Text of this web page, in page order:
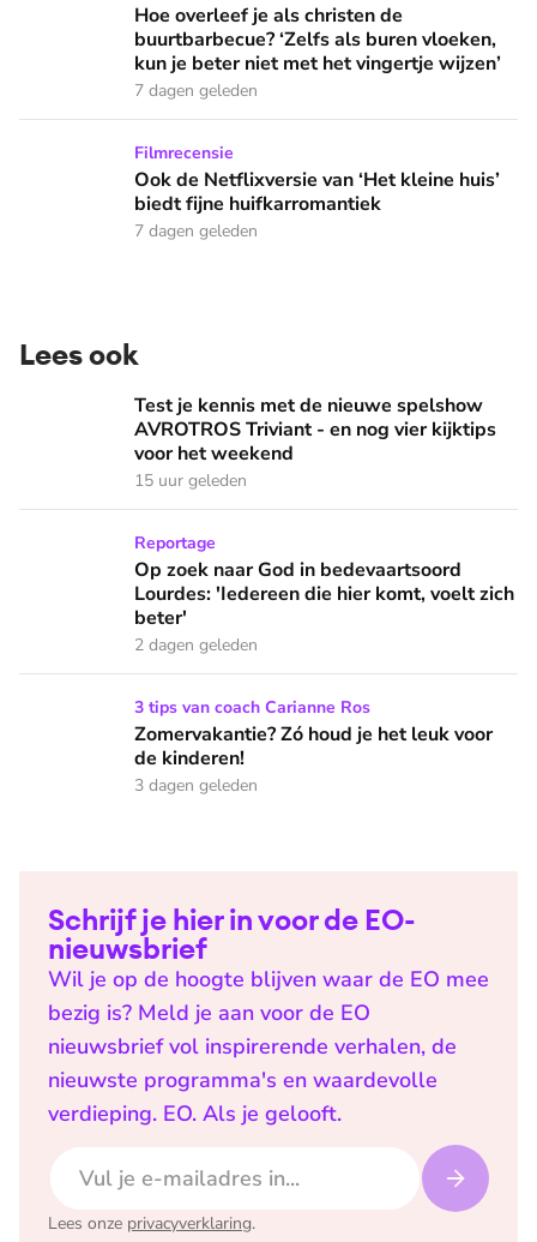
Hoe overleef je als christen de buurtbarbecue? ‘Zelfs als
Hoe overleef je als christen de
buurtbarbecue? ‘Zelfs als buren vloeken,
kun je beter niet met het vingertje wijzen’
7 dagen geleden
Ook de Netflixversie van ‘Het kleine huis’ biedt fijne
Filmrecensie
Ook de Netflixversie van ‘Het kleine huis’
biedt fijne huifkarromantiek
7 dagen geleden
Lees ook
Test je kennis met de nieuwe spelshow AVROTROS
Test je kennis met de nieuwe spelshow
AVROTROS Triviant - en nog vier kijktips
voor het weekend
15 uur geleden
Op zoek naar God in bedevaartsoord Lourdes: 'Iedereen
Reportage
Op zoek naar God in bedevaartsoord
Lourdes: 'Iedereen die hier komt, voelt zich
beter'
2 dagen geleden
Zomervakantie? Zó houd je het leuk voor de kinderen!
3 tips van coach Carianne Ros
Zomervakantie? Zó houd je het leuk voor
de kinderen!
3 dagen geleden
Schrijf je hier in voor de EO-
nieuwsbrief
Wil je op de hoogte blijven waar de EO mee
bezig is? Meld je aan voor de EO
nieuwsbrief vol inspirerende verhalen, de
nieuwste programma's en waardevolle
verdieping. EO. Als je gelooft.
Lees onze privacyverklaring.